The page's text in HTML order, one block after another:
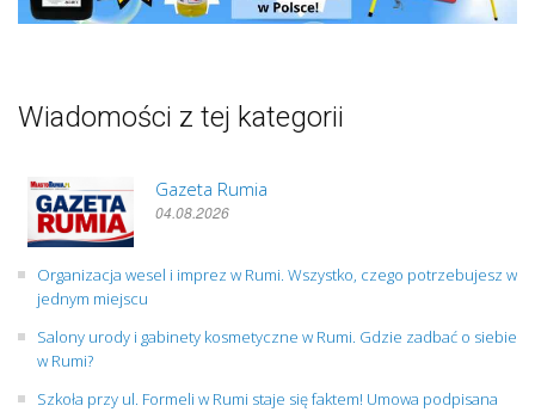
Wiadomości z tej kategorii
Gazeta Rumia
04.08.2026
Organizacja wesel i imprez w Rumi. Wszystko, czego potrzebujesz w
jednym miejscu
Salony urody i gabinety kosmetyczne w Rumi. Gdzie zadbać o siebie
w Rumi?
Szkoła przy ul. Formeli w Rumi staje się faktem! Umowa podpisana